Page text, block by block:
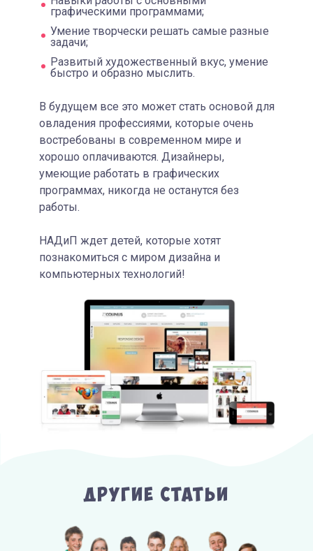
графическими программами;
Умение творчески решать самые разные
задачи;
Развитый художественный вкус, умение
быстро и образно мыслить.
В будущем все это может стать основой для
овладения профессиями, которые очень
востребованы в современном мире и
хорошо оплачиваются. Дизайнеры,
умеющие работать в графических
программах, никогда не останутся без
работы.
НАДиП ждет детей, которые хотят
познакомиться с миром дизайна и
компьютерных технологий!
Другие Статьи